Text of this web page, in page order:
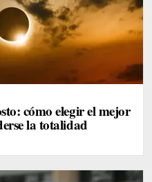
cómo elegir el mejor
la totalidad